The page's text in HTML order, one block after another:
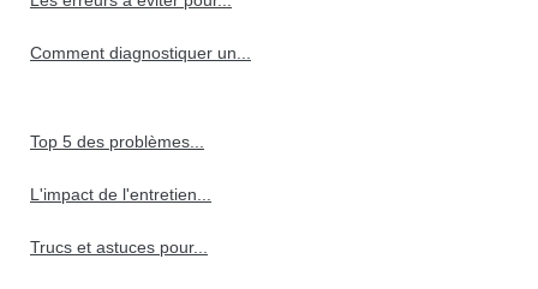
Comment diagnostiquer un...
Top 5 des problèmes...
L'impact de l'entretien...
Trucs et astuces pour...